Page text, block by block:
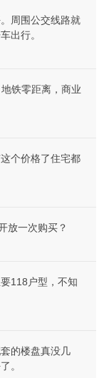
周围公交线路就
出行。
铁零距离，商业
个价格了住宅都
放一次购买？
118户型，不知
的楼盘真没几
。